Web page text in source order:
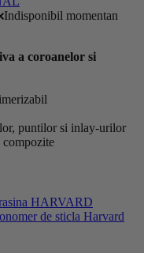
Indisponibil momentan
a coroanelor si
puntilor si inlay-urilor
HARVARD
de sticla Harvard